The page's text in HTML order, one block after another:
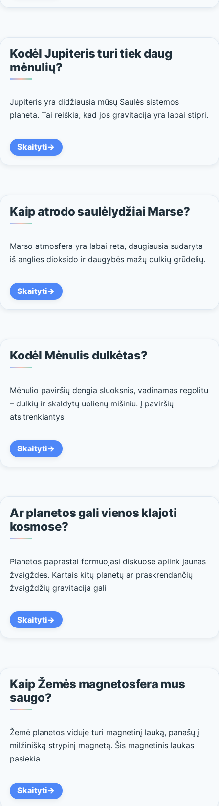
Kodėl Jupiteris turi tiek daug
mėnulių?
Jupiteris yra didžiausia mūsų Saulės sistemos
planeta. Tai reiškia, kad jos gravitacija yra labai stipri.
Skaityti
Kaip atrodo saulėlydžiai Marse?
Marso atmosfera yra labai reta, daugiausia sudaryta
iš anglies dioksido ir daugybės mažų dulkių grūdelių.
Skaityti
Kodėl Mėnulis dulkėtas?
Mėnulio paviršių dengia sluoksnis, vadinamas regolitu
– dulkių ir skaldytų uolienų mišiniu. Į paviršių
atsitrenkiantys
Skaityti
Ar planetos gali vienos klajoti
kosmose?
Planetos paprastai formuojasi diskuose aplink jaunas
žvaigždes. Kartais kitų planetų ar praskrendančių
žvaigždžių gravitacija gali
Skaityti
Kaip Žemės magnetosfera mus
saugo?
Žemė planetos viduje turi magnetinį lauką, panašų į
milžinišką strypinį magnetą. Šis magnetinis laukas
pasiekia
Skaityti